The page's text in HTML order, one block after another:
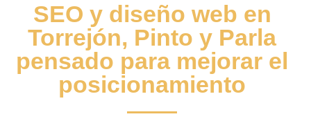
SEO y diseño web en
Torrejón, Pinto y Parla
pensado para mejorar el
posicionamiento